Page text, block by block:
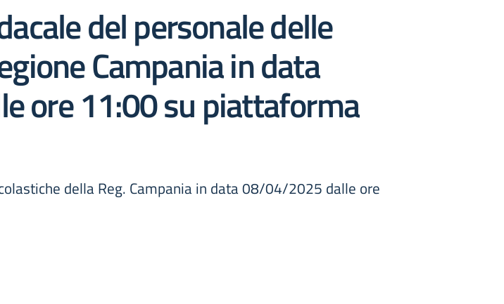
del personale delle
Campania in data
ore 11:00 su piattaforma
della Reg. Campania in data 08/04/2025 dalle ore